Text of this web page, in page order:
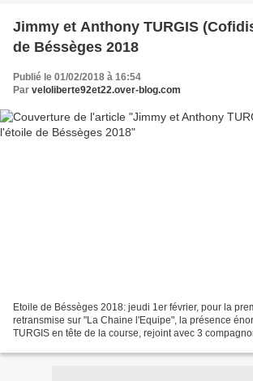
Jimmy et Anthony TURGIS
de Béssèges 2018
Publié le 01/02/2018 à 16:54
Par veloliberte92et22.over-blog.com
Etoile de Béssèges 2018: jeudi 1er février, pour la
retransmise sur "La Chaine l'Equipe", la présence
TURGIS en tête de la course, rejoint avec 3